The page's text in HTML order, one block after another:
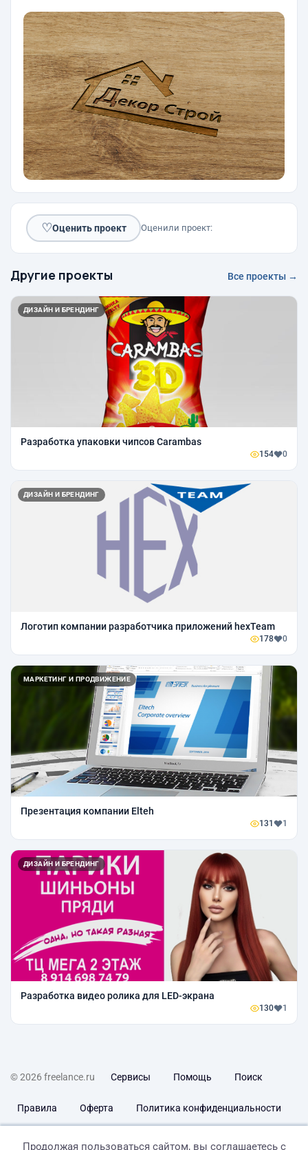
♡Оценить проект Оценили проект:
Другие проекты Все проекты →
ДИЗАЙН И БРЕНДИНГ
Разработка упаковки чипсов Carambas
154 0
ДИЗАЙН И БРЕНДИНГ
Логотип компании разработчика приложений hexTeam
178 0
МАРКЕТИНГ И ПРОДВИЖЕНИЕ
Презентация компании Elteh
131 1
ДИЗАЙН И БРЕНДИНГ
Разработка видео ролика для LED-экрана
130 1
© 2026 freelance.ru Сервисы Помощь Поиск
Правила Оферта Политика конфиденциальности
Продолжая пользоваться сайтом, вы соглашаетесь с